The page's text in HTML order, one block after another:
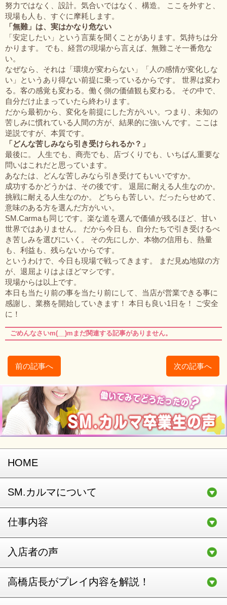
努力ではなく、設計。気合いではなく、構造。 ここを外すと、
現場も人も、すぐに摩耗します。
「無難」は、実はかなり危ない
「安定したい」という言葉を聞くことがあります。気持ちは分
かります。 でも、経営の現場から言えば、無難こそ一番危な
い。
なぜなら、それは「環境が変わらない」「人の感情が変化しな
い」というあり得ない前提に乗っているからです。 世界は変わ
る。客の感覚も変わる。働く側の価値観も変わる。 その中で、
自分だけ止まっていたら終わります。
だから最初から、変化を前提にした方がいい。つまり、未知の
苦しみに慣れている人間の方が、結果的に強いんです。ここは
逆説ですが、本質です。
「どんな苦しみなら引き受けられるか？」
最後に。 人生でも、商売でも、店づくりでも、いちばん重要な
問いはこれだと思っています。
あなたは、どんな苦しみなら引き受けてもいいですか。
成功するかどうかは、その後です。 退屈に耐える人生なのか。
挑戦に耐える人生なのか。 どちらも苦しい。だったらせめて、
意味のある方を選んだ方がいい。
SM.Carmaも同じです。楽な道を選んで価値が残るほど、甘い
世界ではありません。 だから今日も、自分たちで引き受けるべ
き苦しみを選びにいく。 その先にしか、本物の信用も、熱量
も、利益も、残らないからです。
というわけで、今日も現場で戦ってきます。 まだ見ぬ地獄の方
が、退屈よりはよほどマシです。
現場からは以上です。
本日も当たり前の事を当たり前にして、当店が営業できる事に
感謝し、業務を開始していきます！ 本日も良い1日を！ ご安全
に！
ごめんなさいm(__)mまだ関連する記事がありません。
前の記事へ 次の記事へ
HOME
SM.カルマについて
仕事内容
入店者の声
高橋店長がプレイ内容を解説！